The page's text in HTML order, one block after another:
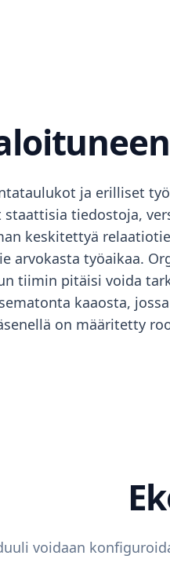
ja erilliset
staattisia tiedostoja,
keskitettyä
arvokasta työaikaa.
tiimin pitäisi voida
kaaosta,
on määritetty
voidaan